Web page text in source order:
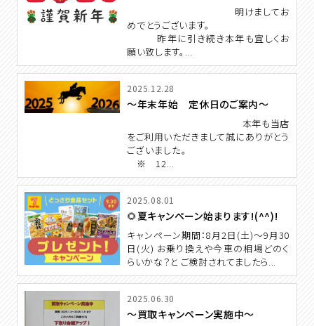
明けましてお
めでとうございます。
昨年に引き続き本年も宜しくお
願い致します。...
2025.12.28
～年末年始 定休日のご案内～
本年も当店
をご利用いただきまして誠にありがとう
ございました。
※ 12...
2025.08.01
🌻夏キャンペーン始まります!(^^)!
キャンペーン期間：8月2日(土)～9月30
日(火) お乗り換えや今車の相場どのく
らいかな？と ご検討されてましたら...
2025.06.30
～買取キャンペーン実施中～